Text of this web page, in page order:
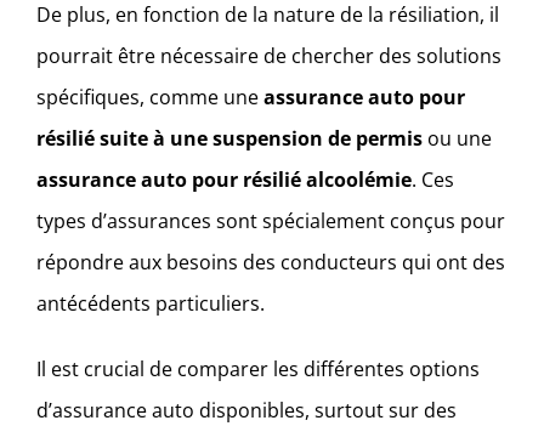
De plus, en fonction de la nature de la résiliation, il
pourrait être nécessaire de chercher des solutions
spécifiques, comme uneassurance auto pour
résilié suite à une suspension de permis ou une
assurance auto pour résilié alcoolémie. Ces
types d’assurances sont spécialement conçus pour
répondre aux besoins des conducteurs qui ont des
antécédents particuliers.
Il est crucial de comparer les différentes options
d’assurance auto disponibles, surtout sur des